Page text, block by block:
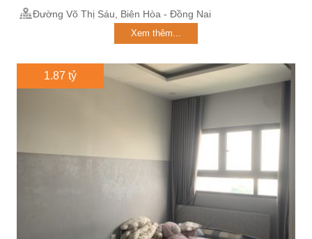
Đường Võ Thị Sáu, Biên Hòa - Đồng Nai
Xem thêm...
1.87 tỷ